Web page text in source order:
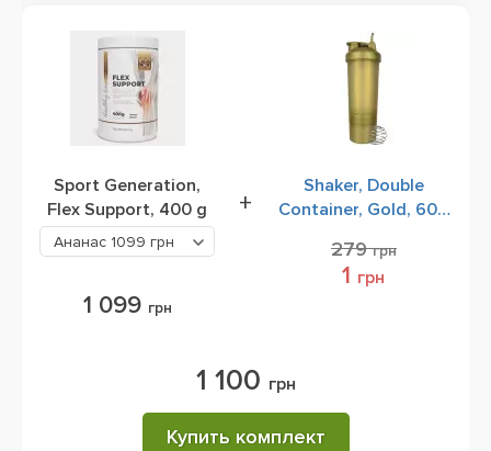
Sport Generation,
Flex Support, 400 g
Ананас 1099 грн
1 099 грн
+
Shaker, Double
Container, Gold, 600
279грн
1 грн
1 100 грн
Купить комплект